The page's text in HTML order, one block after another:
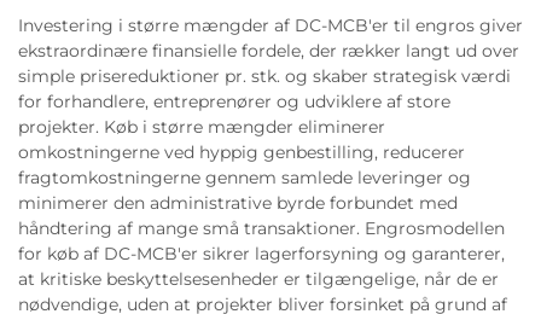
Investering i større mængder af DC-MCB'er til engros giver
ekstraordinære finansielle fordele, der rækker langt ud over
simple prisereduktioner pr. stk. og skaber strategisk værdi
for forhandlere, entreprenører og udviklere af store
projekter. Køb i større mængder eliminerer
omkostningerne ved hyppig genbestilling, reducerer
fragtomkostningerne gennem samlede leveringer og
minimerer den administrative byrde forbundet med
håndtering af mange små transaktioner. Engrosmodellen
for køb af DC-MCB'er sikrer lagerforsyning og garanterer,
at kritiske beskyttelsesenheder er tilgængelige, når de er
nødvendige, uden at projekter bliver forsinket på grund af